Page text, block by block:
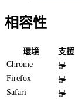
相容性
環境
支援
Chrome
是
Firefox
是
Safari
是